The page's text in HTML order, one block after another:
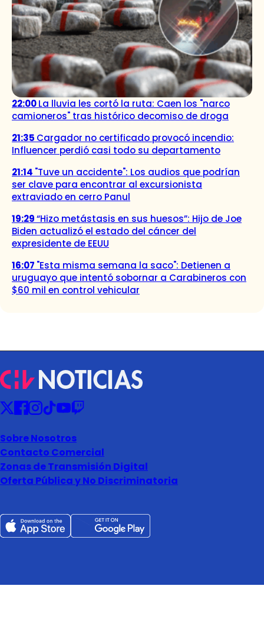
22:00La lluvia les cortó la ruta: Caen los "narco
camioneros" tras histórico decomiso de droga
21:35 Cargador no certificado provocó incendio:
Influencer perdió casi todo su departamento
21:14 "Tuve un accidente": Los audios que podrían
ser clave para encontrar al excursionista
extraviado en cerro Panul
19:29“Hizo metástasis en sus huesos”: Hijo de Joe
Biden actualizó el estado del cáncer del
expresidente de EEUU
16:07 "Esta misma semana la saco": Detienen a
uruguayo que intentó sobornar a Carabineros con
$60 mil en control vehicular
Sobre Nosotros
Contacto Comercial
Zonas de Transmisión Digital
Oferta Pública y No Discriminatoria